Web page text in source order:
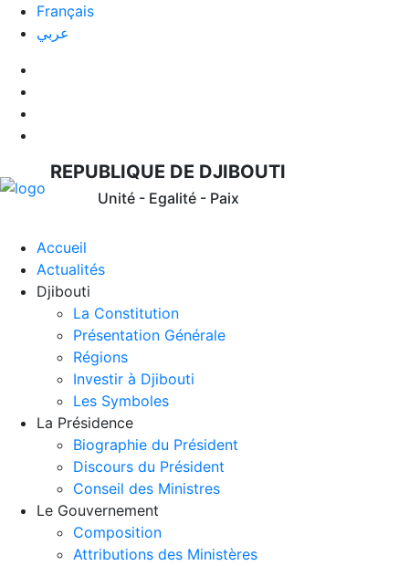
Français
عربي
REPUBLIQUE DE DJIBOUTI
Unité - Egalité - Paix
Accueil
Actualités
Djibouti
La Constitution
Présentation Générale
Régions
Investir à Djibouti
Les Symboles
La Présidence
Biographie du Président
Discours du Président
Conseil des Ministres
Le Gouvernement
Composition
Attributions des Ministères